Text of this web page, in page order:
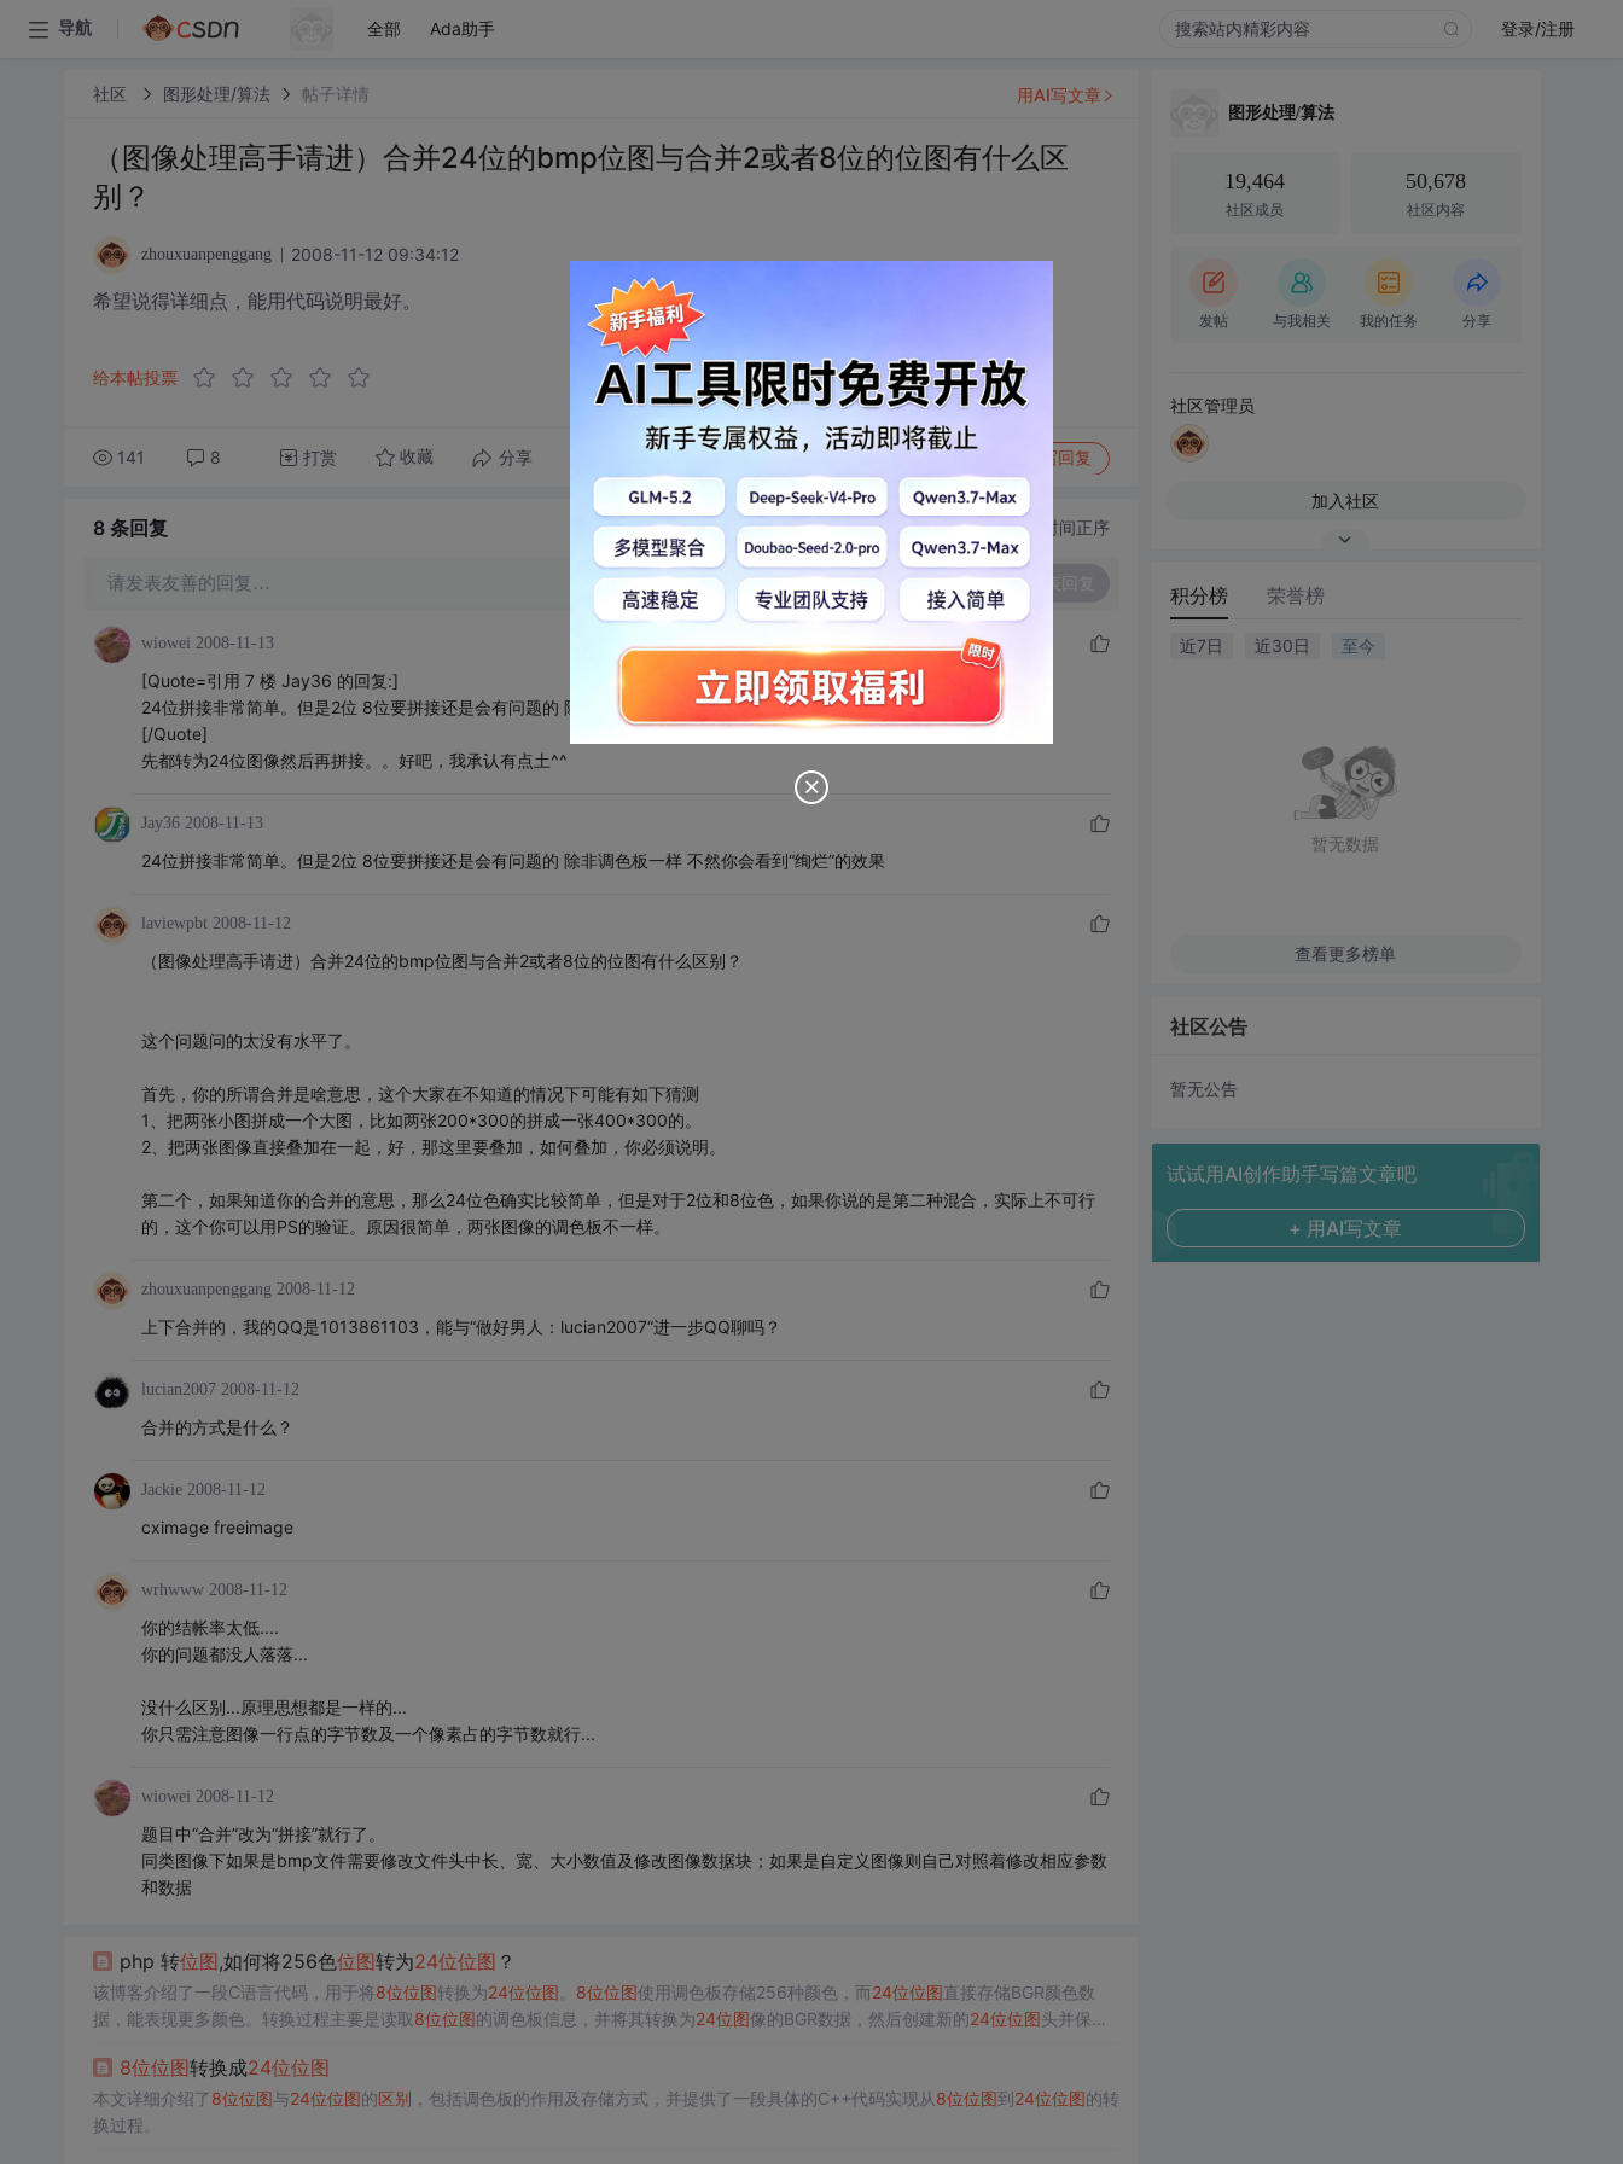
导航 全部 Ada助手 登录/注册
社区 图形处理/算法 帖子详情
（图像处理高手请进）合并24位的bmp位图与合并2或者8位的位图有什么区
别？
zhouxuanpenggang 2008-11-12 09:34:12
希望说得详细点，能用代码说明最好。
给本帖投票
141 8 打赏 收藏 分享 转发到动态 举报 写回复
用AI写文章
8 条回复 切换为时间正序
请发表友善的回复… 发表回复
wiowei 2008-11-13
[Quote=引用 7 楼 Jay36 的回复:]
24位拼接非常简单。但是2位 8位要拼接还是会有问题的 除非调色板一样 不然你会看到“绚烂”的效果
[/Quote]
先都转为24位图像然后再拼接。。好吧，我承认有点土^^
Jay36 2008-11-13
24位拼接非常简单。但是2位 8位要拼接还是会有问题的 除非调色板一样 不然你会看到“绚烂”的效果
laviewpbt 2008-11-12
（图像处理高手请进）合并24位的bmp位图与合并2或者8位的位图有什么区别？
这个问题问的太没有水平了。
首先，你的所谓合并是啥意思，这个大家在不知道的情况下可能有如下猜测
1、把两张小图拼成一个大图，比如两张200*300的拼成一张400*300的。
2、把两张图像直接叠加在一起，好，那这里要叠加，如何叠加，你必须说明。
第二个，如果知道你的合并的意思，那么24位色确实比较简单，但是对于2位和8位色，如果你说的是第二种混合，实际上不可行
的，这个你可以用PS的验证。原因很简单，两张图像的调色板不一样。
zhouxuanpenggang 2008-11-12
上下合并的，我的QQ是1013861103，能与“做好男人：lucian2007“进一步QQ聊吗？
lucian2007 2008-11-12
合并的方式是什么？
Jackie 2008-11-12
cximage freeimage
wrhwww 2008-11-12
你的结帐率太低....
你的问题都没人落落...
没什么区别...原理思想都是一样的...
你只需注意图像一行点的字节数及一个像素占的字节数就行...
wiowei 2008-11-12
题目中“合并”改为“拼接”就行了。
同类图像下如果是bmp文件需要修改文件头中长、宽、大小数值及修改图像数据块；如果是自定义图像则自己对照着修改相应参数
和数据
php 转位图,如何将256色位图转为24位位图 ？
该博客介绍了一段C语言代码，用于将8位位图转换为24位位图 8位位图使用调色板存储256种颜色，而24位位图直接存储BGR颜色数
据，能表现更多颜色。转换过程主要是读取8位位图的调色板信息，并将其转换为24位图像的BGR数据，然后创建新的24位位图头并保存
8位位图转换成24位位图
本文详细介绍了8位位图与24位位图的区别 ，包括调色板的作用及存储方式，并提供了一段具体的C++代码实现从8位位图到24位位图的转
换过程。
图形处理/算法
19,464
社区成员
50,678
社区内容
发帖 与我相关 我的任务 分享
社区管理员
加入社区
积分榜 荣誉榜
近7日 近30日 至今
暂无数据
查看更多榜单
社区公告
暂无公告
试试用AI创作助手写篇文章吧
+ 用AI写文章